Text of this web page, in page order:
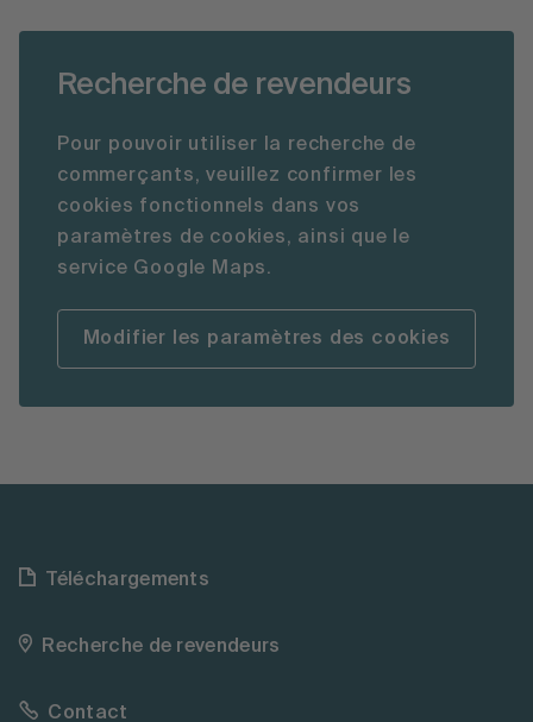
Recherche de revendeurs
Pour pouvoir utiliser la recherche de
commerçants, veuillez confirmer les
cookies fonctionnels dans vos
paramètres de cookies, ainsi que le
service Google Maps.
Modifier les paramètres des cookies
Téléchargements
Recherche de revendeurs
Contact